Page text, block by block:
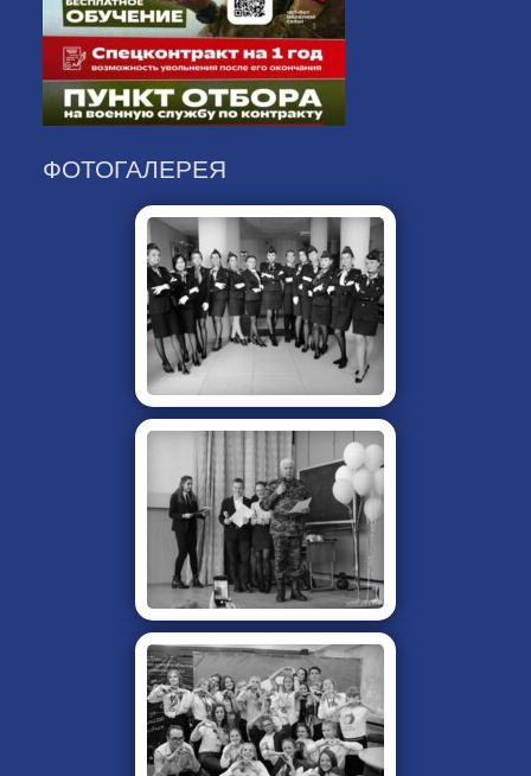
ФОТОГАЛЕРЕЯ